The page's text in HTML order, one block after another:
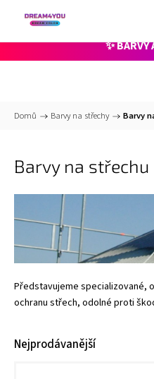
nonstop
✨ BARVY
Domů / Barvy na střechy / Barvy
Barvy na střechu
Představujeme specializované,
ochranu střech, odolné proti
Nejprodávanější